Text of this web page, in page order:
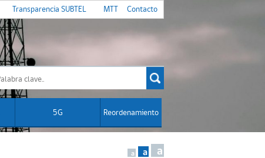
Transparencia SUBTEL MTT Contacto
5G Reordenamiento
a a a